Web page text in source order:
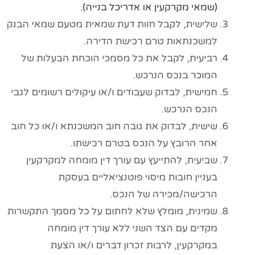
(שמאי מקרקעין או אדריכל בנייה).
שלישית, לקבל חוות דעת שמאית מטעם שמאי הבנק
למשכנתאות טרם רכישת הדירה.
רביעית, לקבל את כל מסמכי הוכחת הבעלות של
המוכר בנכס הנרכש.
חמישית, לבדוק שעבודים ו/או עיקולים רשומים לגבי
הנכס הנרכש.
שישית, לבדוק את גובה חוב המשכנתא ו/או כל חוב
אחר הרובץ על הנכס בטרם רכישתו.
שביעית, להתייעץ עם עורך דין מומחה למקרקעין
בעניין חובות מיסוי פוטנציאליים בעסקת
הרכישה/מכירה של הנכס.
שמינית, מומלץ שלא לחתום על כל מסמך התקשרות
מקדים עם הצד השני ללא עורך דין מומחה
במקרקעין, לרבות זכרון דברים ו/או הצעת